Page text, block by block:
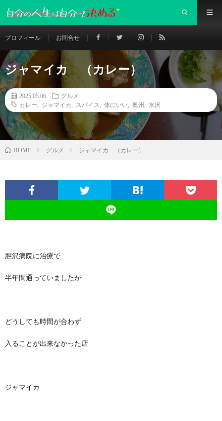
プロフィール お問合せ
ジャマイカ （カレー）
2025.05.06
グルメ
カレー
ジャマイカ スパイス 体にいい 奥州 水沢
HOME グルメ ジャマイカ （カレー）
胆沢病院に治療で
半年間通っていましたが
どうしても時間が合わず
入ることが出来なかった店
ジャマイカ